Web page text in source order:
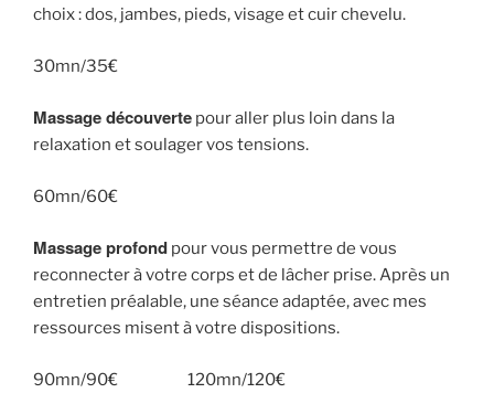
choix : dos, jambes, pieds, visage et cuir chevelu.
30mn/35€
Massage découverte pour aller plus loin dans la
relaxation et soulager vos tensions.
60mn/60€
Massage profond pour vous permettre de vous
reconnecter à votre corps et de lâcher prise. Après un
entretien préalable, une séance adaptée, avec mes
ressources misent à votre dispositions.
90mn/90€ 120mn/120€